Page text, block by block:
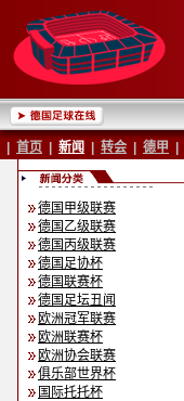
首页 新闻 转会 德甲
德国甲级联赛
德国乙级联赛
德国丙级联赛
德国足协杯
德国联赛杯
德国足坛丑闻
欧洲冠军联赛
欧洲联赛杯
欧洲协会联赛
俱乐部世界杯
国际托托杯